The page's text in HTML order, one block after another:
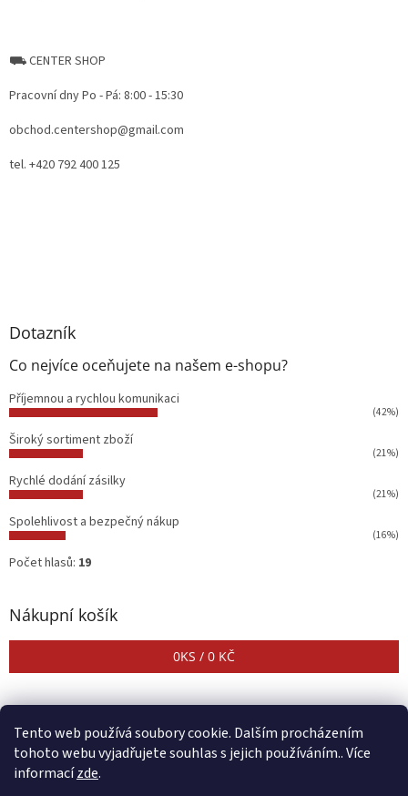
Tento web používá soubory cookie. Dalším procházením
tohoto webu vyjadřujete souhlas s jejich používáním.. Více
informacízde.
⛟ CENTER SHOP
Pracovní dny Po - Pá: 8:00 - 15:30
obchod.centershop@gmail.com
tel. +420 792 400 125
Dotazník
Co nejvíce oceňujete na našem e-shopu?
Příjemnou a rychlou komunikaci
(42%)
Široký sortiment zboží
(21%)
Rychlé dodání zásilky
(21%)
Spolehlivost a bezpečný nákup
(16%)
Počet hlasů: 19
Nákupní košík
0KS / 0 KČ